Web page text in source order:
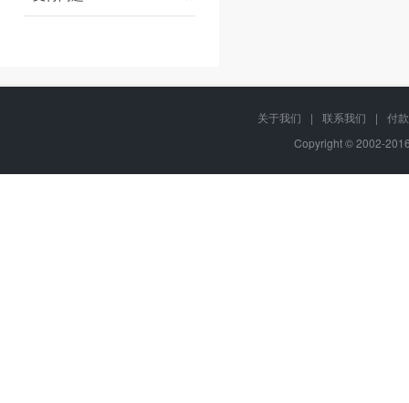
关于我们 | 联系我们 |
付
Copyright © 2002-